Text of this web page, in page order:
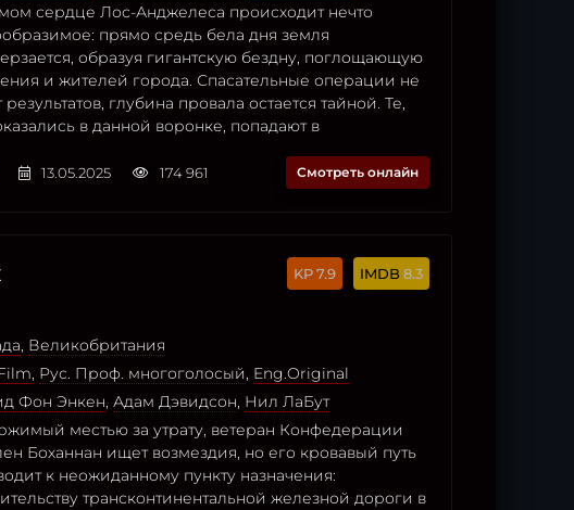
сердце Лос-Анджелеса происходит нечто
прямо средь бела дня земля
образуя гигантскую бездну, поглощающую
и жителей города. Спасательные операции не
результатов, глубина провала остается тайной. Те,
в данной воронке, попадают в
13.05.2025 174 961 Смотреть онлайн
7.9 8.3
, Великобритания
, Рус. Проф. многоголосый, Eng.Original
Фон Энкен, Адам Дэвидсон, Нил ЛаБут
местью за утрату, ветеран Конфедерации
Боханнан ищет возмездия, но его кровавый путь
к неожиданному пункту назначения:
трансконтинентальной железной дороги в